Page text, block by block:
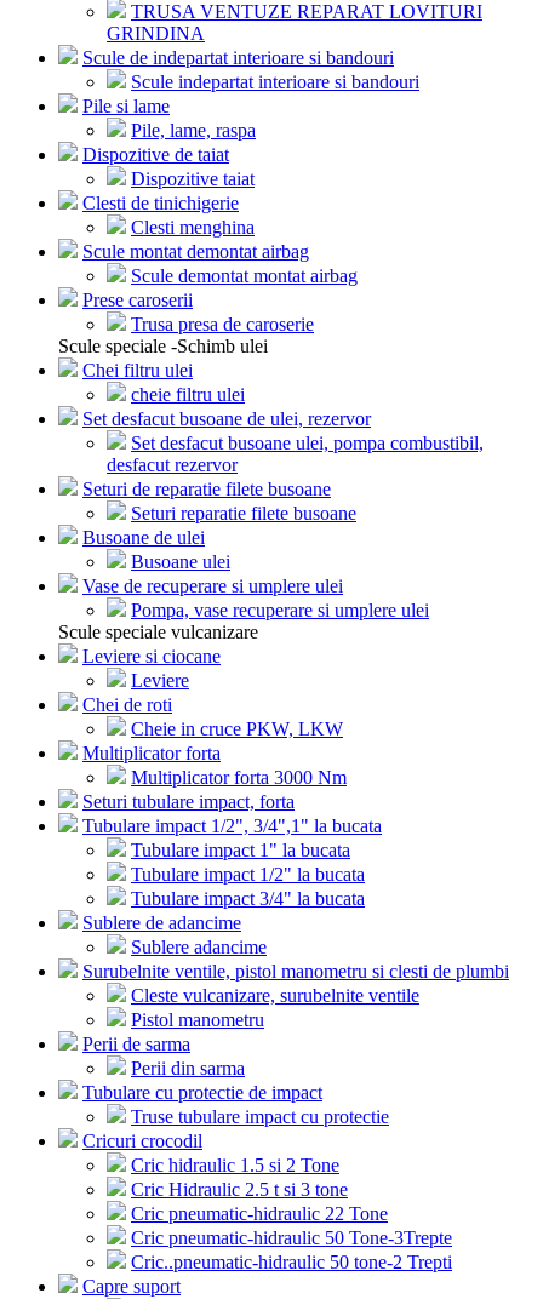
TRUSA VENTUZE REPARAT LOVITURI
GRINDINA
Scule de indepartat interioare si bandouri
Scule indepartat interioare si bandouri
Pile si lame
Pile, lame, raspa
Dispozitive de taiat
Dispozitive taiat
Clesti de tinichigerie
Clesti menghina
Scule montat demontat airbag
Scule demontat montat airbag
Prese caroserii
Trusa presa de caroserie
Scule speciale -Schimb ulei
Chei filtru ulei
cheie filtru ulei
Set desfacut busoane de ulei, rezervor
Set desfacut busoane ulei, pompa combustibil,
desfacut rezervor
Seturi de reparatie filete busoane
Seturi reparatie filete busoane
Busoane de ulei
Busoane ulei
Vase de recuperare si umplere ulei
Pompa, vase recuperare si umplere ulei
Scule speciale vulcanizare
Leviere si ciocane
Leviere
Chei de roti
Cheie in cruce PKW, LKW
Multiplicator forta
Multiplicator forta 3000 Nm
Seturi tubulare impact, forta
Tubulare impact 1/2", 3/4",1" la bucata
Tubulare impact 1" la bucata
Tubulare impact 1/2" la bucata
Tubulare impact 3/4" la bucata
Sublere de adancime
Sublere adancime
Surubelnite ventile, pistol manometru si clesti de plumbi
Cleste vulcanizare, surubelnite ventile
Pistol manometru
Perii de sarma
Perii din sarma
Tubulare cu protectie de impact
Truse tubulare impact cu protectie
Cricuri crocodil
Cric hidraulic 1.5 si 2 Tone
Cric Hidraulic 2.5 t si 3 tone
Cric pneumatic-hidraulic 22 Tone
Cric pneumatic-hidraulic 50 Tone-3Trepte
Cric..pneumatic-hidraulic 50 tone-2 Trepti
Capre suport